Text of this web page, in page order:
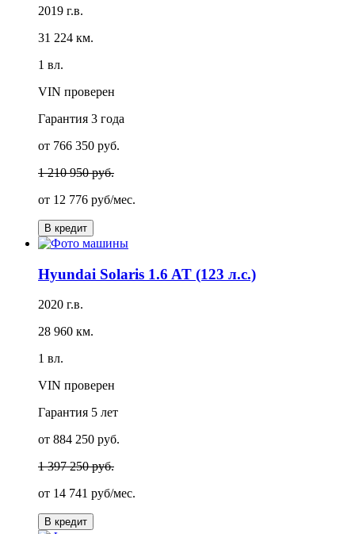
2019 г.в.
31 224 км.
1 вл.
VIN проверен
Гарантия 3 года
от 766 350 руб.
1 210 950 руб.
от 12 776 руб/мес.
В кредит
Hyundai Solaris 1.6 AT (123 л.с.)
2020 г.в.
28 960 км.
1 вл.
VIN проверен
Гарантия 5 лет
от 884 250 руб.
1 397 250 руб.
от 14 741 руб/мес.
В кредит